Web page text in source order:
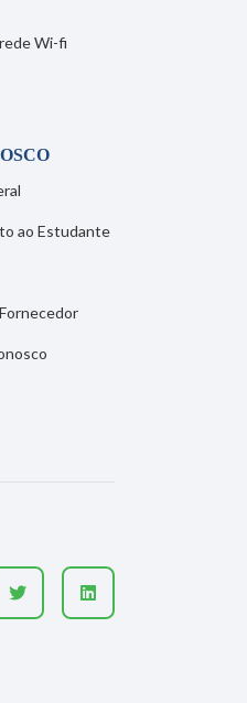
Wi-fi
ao Estudante